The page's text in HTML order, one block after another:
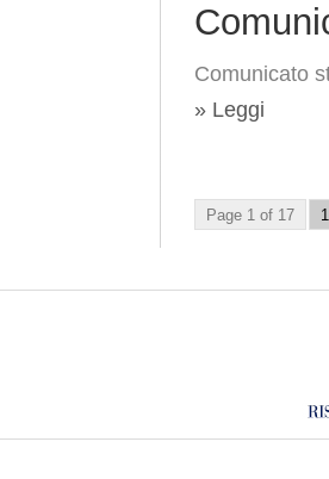
Comunicato
» Leggi
Page 1 of 17 1